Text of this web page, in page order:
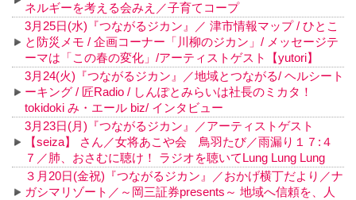
ネルギーを考える会みえ／子育てコープ
3月25日(水)『つながるジカン』／ 津市情報マップ / ひとこ
と防災メモ / 企画コーナー「川柳のジカン」/ メッセージテ
ーマは「この春の変化」/アーティストゲスト【yutori】
3月24(火)『つながるジカン』／地域とつながる/ ヘルシート
ーキング / 匠Radio / しんぽとみらいは社長のミカタ！
tokidoki み・エール biz/ インタビュー
3月23日(月)『つながるジカン』／アーティストゲスト
【seiza】 さん／女将あこや会 鳥羽たび／雨漏り１７:４
７／肺、おさむに聴け！ ラジオを聴いてLung Lung Lung
３月20日(金祝)『つながるジカン』／おかげ横丁だより／ナ
ガシマリゾート／～岡三証券presents～ 地域へ信頼を、人